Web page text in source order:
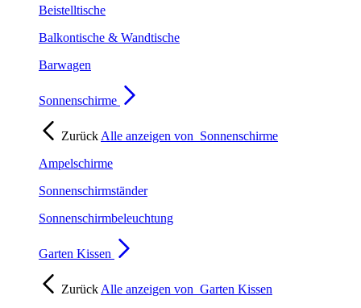
Beistelltische
Balkontische & Wandtische
Barwagen
Sonnenschirme
Zurück Alle anzeigen von Sonnenschirme
Ampelschirme
Sonnenschirmständer
Sonnenschirmbeleuchtung
Garten Kissen
Zurück Alle anzeigen von Garten Kissen